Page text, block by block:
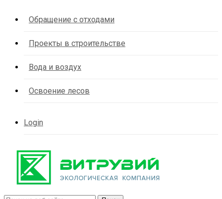
Обращение с отходами
Проекты в строительстве
Вода и воздух
Освоение лесов
Login